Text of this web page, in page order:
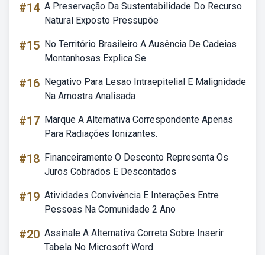
#14 A Preservação Da Sustentabilidade Do Recurso
Natural Exposto Pressupõe
#15 No Território Brasileiro A Ausência De Cadeias
Montanhosas Explica Se
#16 Negativo Para Lesao Intraepitelial E Malignidade
Na Amostra Analisada
#17 Marque A Alternativa Correspondente Apenas
Para Radiações Ionizantes.
#18 Financeiramente O Desconto Representa Os
Juros Cobrados E Descontados
#19 Atividades Convivência E Interações Entre
Pessoas Na Comunidade 2 Ano
#20 Assinale A Alternativa Correta Sobre Inserir
Tabela No Microsoft Word